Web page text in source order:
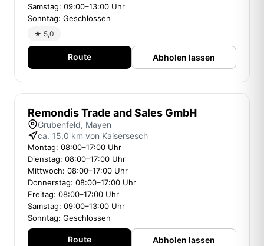
Samstag: 09:00–13:00 Uhr
Sonntag: Geschlossen
★ 5,0
Route Abholen lassen
Remondis Trade and Sales GmbH
Grubenfeld, Mayen
ca. 15,0 km von Kaisersesch
Montag: 08:00–17:00 Uhr
Dienstag: 08:00–17:00 Uhr
Mittwoch: 08:00–17:00 Uhr
Donnerstag: 08:00–17:00 Uhr
Freitag: 08:00–17:00 Uhr
Samstag: 09:00–13:00 Uhr
Sonntag: Geschlossen
Route Abholen lassen